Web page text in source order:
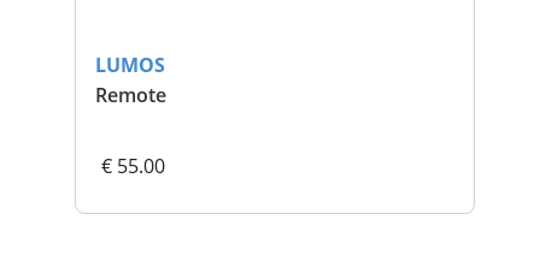
LUMOS
Remote
€ 55.00